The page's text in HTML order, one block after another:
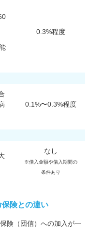
0.3%程度
0.1%〜0.3%程度
なし
※借入金額や借入期間の
条件あり
険との違い
険（団信）への加入が一